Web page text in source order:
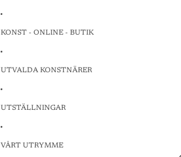
KONST - ONLINE - BUTIK
UTVALDA KONSTNÄRER
UTSTÄLLNINGAR
VÅRT UTRYMME